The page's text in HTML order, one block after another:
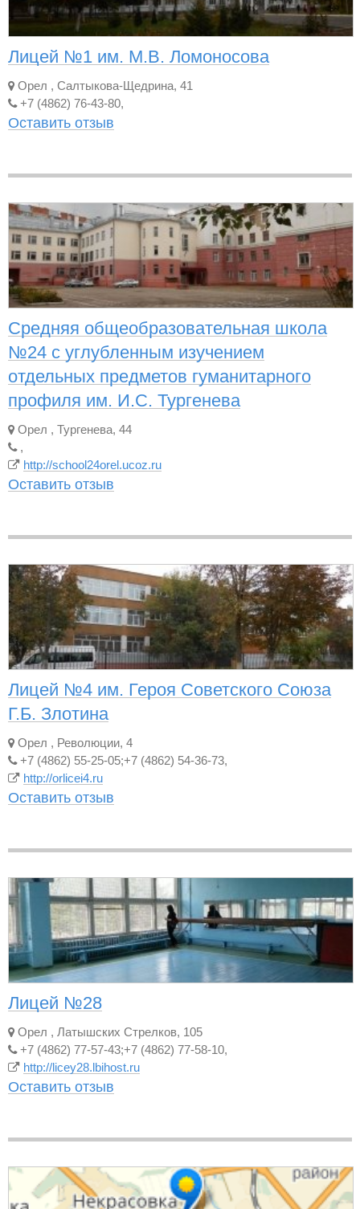
Лицей №1 им. М.В. Ломоносова
Орел , Салтыкова-Щедрина, 41
+7 (4862) 76-43-80,
Оставить отзыв
Средняя общеобразовательная школа
№24 с углубленным изучением
отдельных предметов гуманитарного
профиля им. И.С. Тургенева
Орел , Тургенева, 44
,
http://school24orel.ucoz.ru
Оставить отзыв
Лицей №4 им. Героя Советского Союза
Г.Б. Злотина
Орел , Революции, 4
+7 (4862) 55-25-05;+7 (4862) 54-36-73,
http://orlicei4.ru
Оставить отзыв
Лицей №28
Орел , Латышских Стрелков, 105
+7 (4862) 77-57-43;+7 (4862) 77-58-10,
http://licey28.lbihost.ru
Оставить отзыв